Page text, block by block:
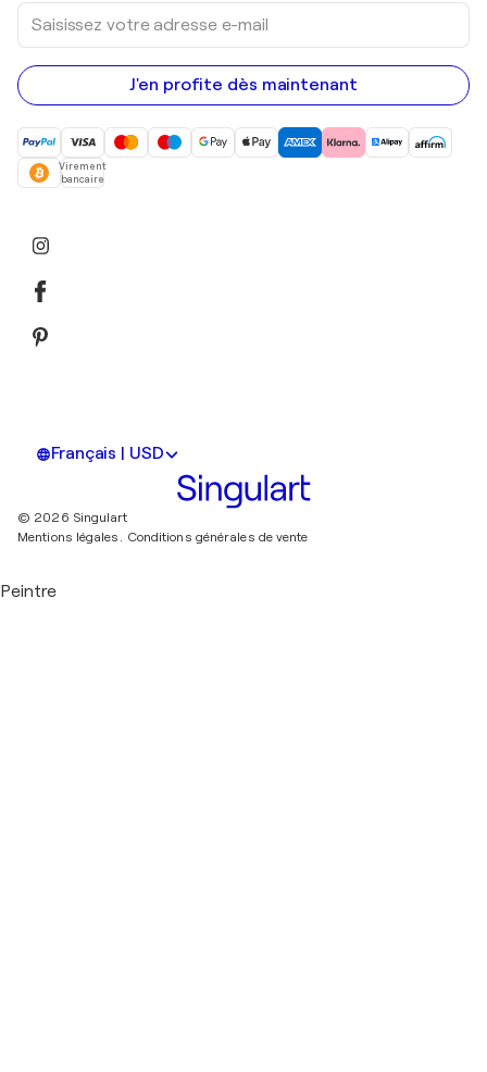
Saisissez
votre
adresse
e-
mail
J'en profite dès maintenant
Virement
bancaire
Français | USD
© 2026 Singulart
Mentions légales. Conditions générales de vente
Peintre